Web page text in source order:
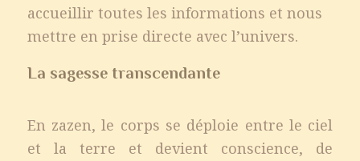
accueillir toutes les informations et nous
mettre en prise directe avec l’univers.
La sagesse transcendante
En zazen, le corps se déploie entre le ciel
et la terre et devient conscience, de